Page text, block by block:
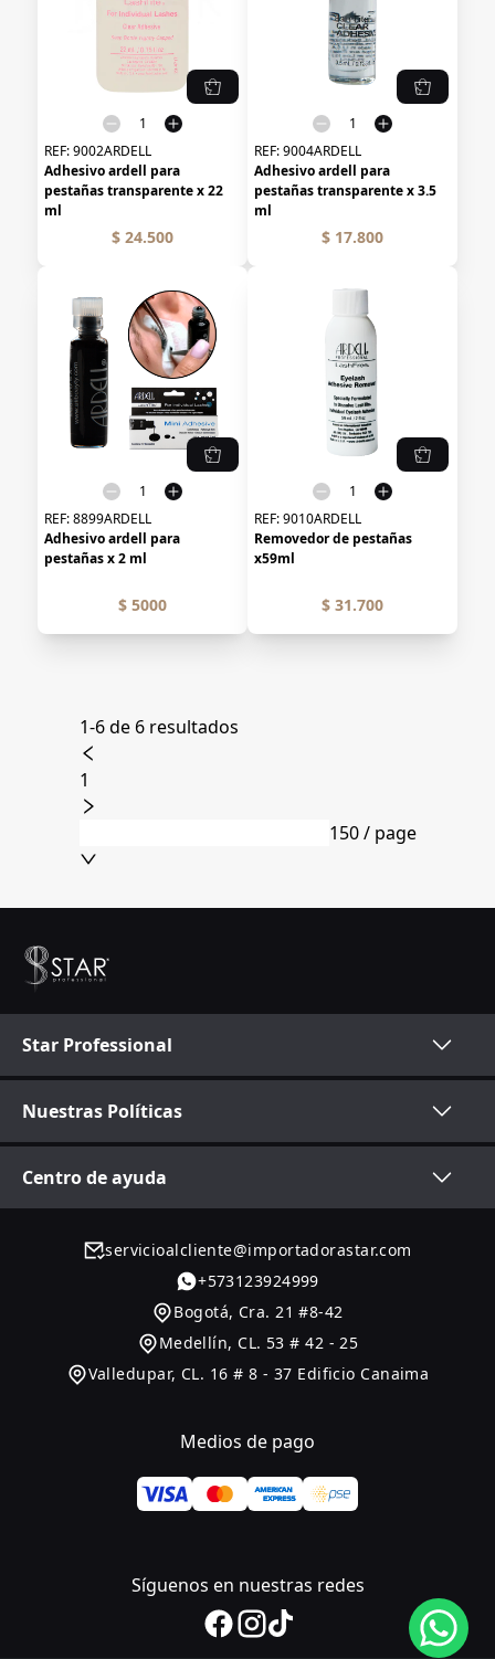
REF:9002ARDELL
Adhesivo ardell para
pestañas transparente x 22
ml
$ 24.500
REF:9004ARDELL
Adhesivo ardell para
pestañas transparente x 3.5
ml
$ 17.800
REF:8899ARDELL
Adhesivo ardell para
pestañas x 2 ml
$ 5000
REF:9010ARDELL
Removedor de pestañas
x59ml
$ 31.700
1-6 de 6 resultados
1
150 / page
Star Professional
Nuestras Políticas
Centro de ayuda
servicioalcliente@importadorastar.com
+573123924999
Bogotá, Cra. 21 #8-42
Medellín, CL. 53 # 42 - 25
Valledupar, CL. 16 # 8 - 37 Edificio Canaima
Medios de pago
Síguenos en nuestras redes